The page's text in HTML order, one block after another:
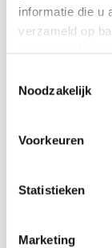
informatie die u
verzameld op
Noodzakelijk
Voorkeuren
Statistieken
Marketing
PRE-OWNED
Informatie